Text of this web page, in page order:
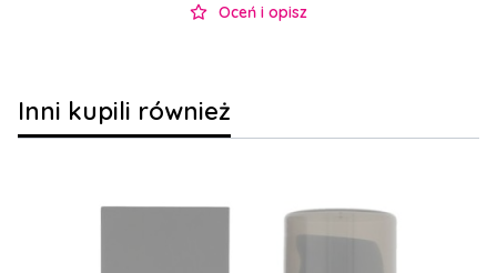
Oceń i opisz
Inni kupili również